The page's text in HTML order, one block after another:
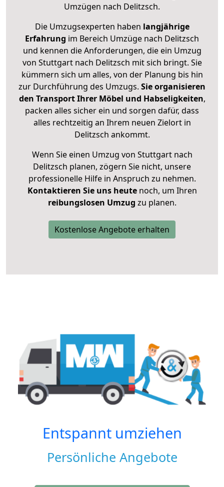
Umzügen nach Delitzsch.
Die Umzugsexperten haben langjährige
Erfahrung im Bereich Umzüge nach Delitzsch
und kennen die Anforderungen, die ein Umzug
von Stuttgart nach Delitzsch mit sich bringt. Sie
kümmern sich um alles, von der Planung bis hin
zur Durchführung des Umzugs. Sie organisieren
den Transport Ihrer Möbel und Habseligkeiten,
packen alles sicher ein und sorgen dafür, dass
alles rechtzeitig an Ihrem neuen Zielort in
Delitzsch ankommt.
Wenn Sie einen Umzug von Stuttgart nach
Delitzsch planen, zögern Sie nicht, unsere
professionelle Hilfe in Anspruch zu nehmen.
Kontaktieren Sie uns heutenoch, um Ihren
reibungslosen Umzug zu planen.
Kostenlose Angebote erhalten
Entspannt umziehen
Persönliche Angebote